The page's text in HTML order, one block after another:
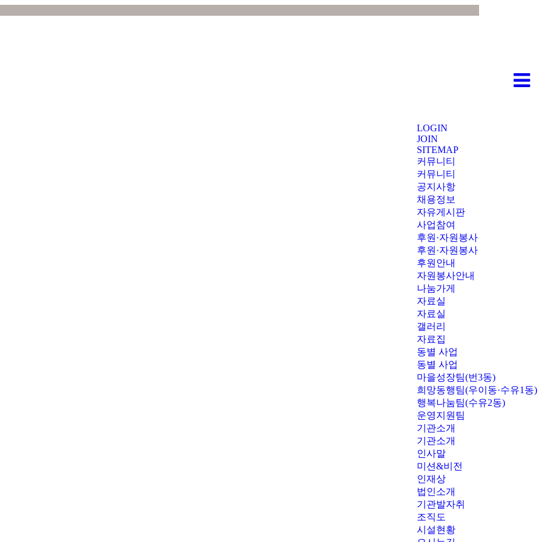
LOGIN
JOIN
SITEMAP
커뮤니티
커뮤니티
공지사항
채용정보
자유게시판
사업참여
후원·자원봉사
후원·자원봉사
후원안내
자원봉사안내
나눔가게
자료실
자료실
갤러리
자료집
동별 사업
동별 사업
마을성장팀(번3동)
희망동행팀(우이동·수유1동)
행복나눔팀(수유2동)
운영지원팀
기관소개
기관소개
인사말
미션&비전
인재상
법인소개
기관발자취
조직도
시설현황